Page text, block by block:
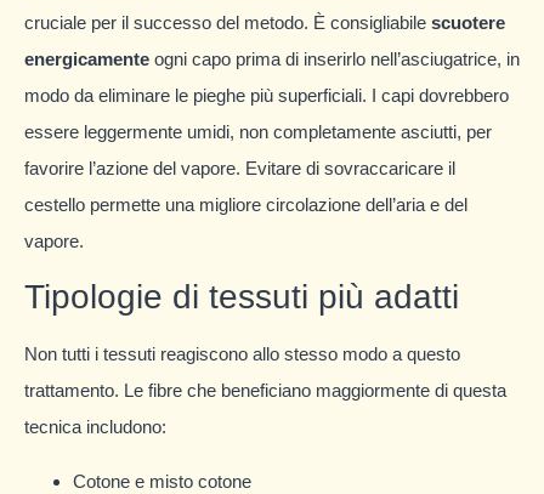
cruciale per il successo del metodo. È consigliabile scuotere
energicamente ogni capo prima di inserirlo nell’asciugatrice, in
modo da eliminare le pieghe più superficiali. I capi dovrebbero
essere leggermente umidi, non completamente asciutti, per
favorire l’azione del vapore. Evitare di sovraccaricare il
cestello permette una migliore circolazione dell’aria e del
vapore.
Tipologie di tessuti più adatti
Non tutti i tessuti reagiscono allo stesso modo a questo
trattamento. Le fibre che beneficiano maggiormente di questa
tecnica includono:
Cotone e misto cotone